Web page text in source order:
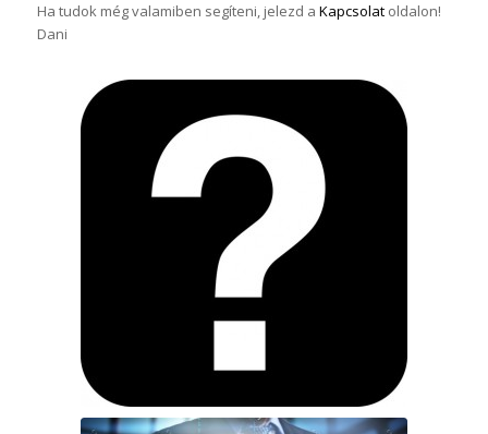
Ha tudok még valamiben segíteni, jelezd a Kapcsolatoldalon!
Dani
Alkalmas vagy programozónak?